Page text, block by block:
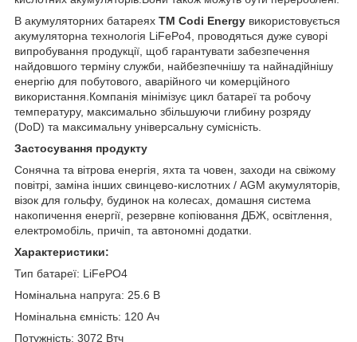
В акумуляторних батареях ТМ Codi Energy використовується
акумуляторна технологія LiFePo4, проводяться дуже суворі
випробування продукції, щоб гарантувати забезпечення
найдовшого терміну служби, найбезпечнішу та найнадійнішу
енергію для побутового, аварійного чи комерційного
використання.Компанія мінімізує цикл батареї та робочу
температуру, максимально збільшуючи глибину розряду
(DoD) та максимальну універсальну сумісність.
Застосування продукту
Сонячна та вітрова енергія, яхта та човен, заходи на свіжому
повітрі, заміна інших свинцево-кислотних / AGM акумуляторів,
візок для гольфу, будинок на колесах, домашня система
накопичення енергії, резервне копіювання ДБЖ, освітлення,
електромобіль, причіп, та автономні додатки.
Характеристики:
Тип батареї: LiFePO4
Номінальна напруга: 25.6 В
Номінальна ємність: 120 Ач
Потужність: 3072 Втч